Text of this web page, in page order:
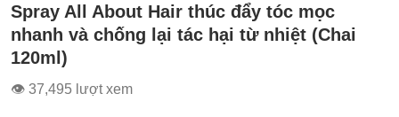
Spray All About Hair thúc đẩy tóc mọc
nhanh và chống lại tác hại từ nhiệt (Chai
120ml)
👁 37,495 lượt xem